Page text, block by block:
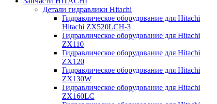
Детали гидравлики Hitachi
Гидравлическое оборудование для Hitachi
Hitachi ZX520LCH-3
Гидравлическое оборудование для Hitachi
ZX110
Гидравлическое оборудование для Hitachi
ZX120
Гидравлическое оборудование для Hitachi
ZX130W
Гидравлическое оборудование для Hitachi
ZX160LC